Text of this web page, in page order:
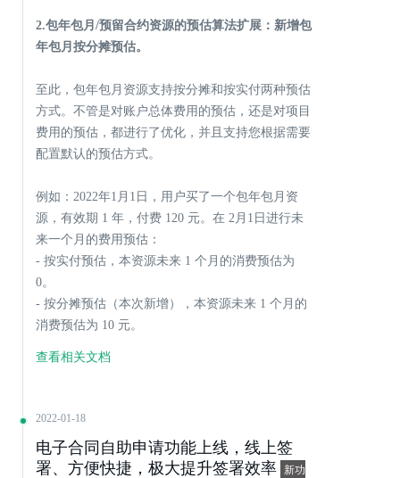
2.包年包月/预留合约资源的预估算法扩展：新增包
年包月按分摊预估。
至此，包年包月资源支持按分摊和按实付两种预估
方式。不管是对账户总体费用的预估，还是对项目
费用的预估，都进行了优化，并且支持您根据需要
配置默认的预估方式。
例如：2022年1月1日，用户买了一个包年包月资
源，有效期 1 年，付费 120 元。在 2月1日进行未
来一个月的费用预估：
- 按实付预估，本资源未来 1 个月的消费预估为
0。
- 按分摊预估（本次新增），本资源未来 1 个月的
消费预估为 10 元。
查看相关文档
2022-01-18
电子合同自助申请功能上线，线上签
署、方便快捷，极大提升签署效率
新功